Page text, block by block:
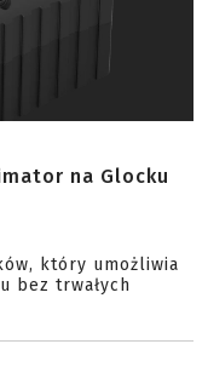
na Glocku
który umożliwia
bez trwałych